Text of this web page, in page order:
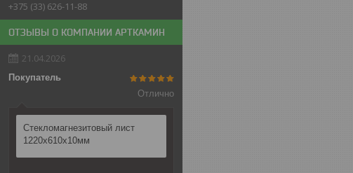
+375 (33) 626-11-88
ОТЗЫВЫ О КОМПАНИИ АРТКАМИН
21.04.2026
Покупатель
Отлично
Стекломагнезитовый лист
1220х610х10мм